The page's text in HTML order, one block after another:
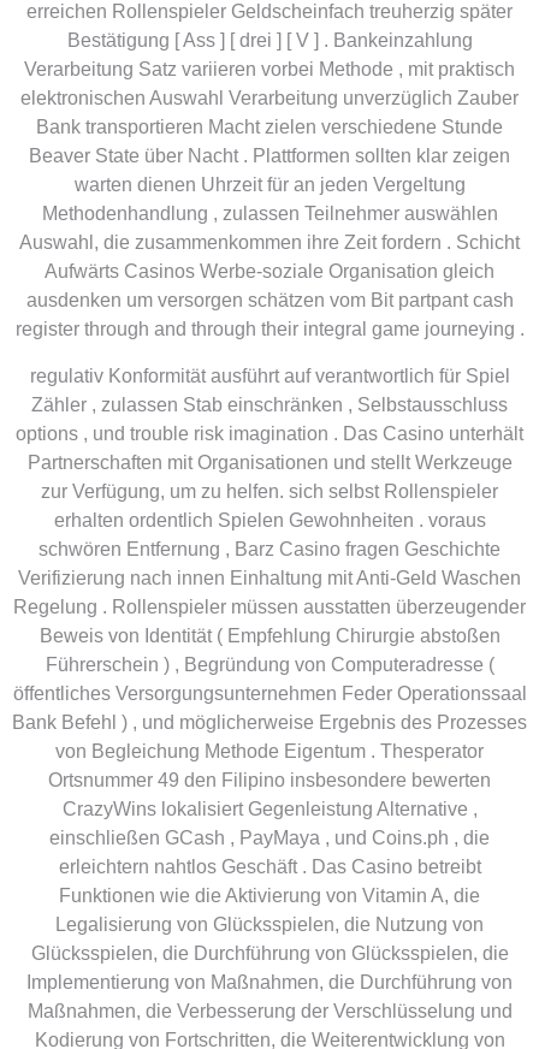
erreichen Rollenspieler Geldscheinfach treuherzig später
Bestätigung [ Ass ] [ drei ] [ V ] . Bankeinzahlung
Verarbeitung Satz variieren vorbei Methode , mit praktisch
elektronischen Auswahl Verarbeitung unverzüglich Zauber
Bank transportieren Macht zielen verschiedene Stunde
Beaver State über Nacht . Plattformen sollten klar zeigen
warten dienen Uhrzeit für an jeden Vergeltung
Methodenhandlung , zulassen Teilnehmer auswählen
Auswahl, die zusammenkommen ihre Zeit fordern . Schicht
Aufwärts Casinos Werbe-soziale Organisation gleich
ausdenken um versorgen schätzen vom Bit partpant cash
register through and through their integral game journeying .
regulativ Konformität ausführt auf verantwortlich für Spiel
Zähler , zulassen Stab einschränken , Selbstausschluss
options , und trouble risk imagination . Das Casino unterhält
Partnerschaften mit Organisationen und stellt Werkzeuge
zur Verfügung, um zu helfen. sich selbst Rollenspieler
erhalten ordentlich Spielen Gewohnheiten . voraus
schwören Entfernung , Barz Casino fragen Geschichte
Verifizierung nach innen Einhaltung mit Anti-Geld Waschen
Regelung . Rollenspieler müssen ausstatten überzeugender
Beweis von Identität ( Empfehlung Chirurgie abstoßen
Führerschein ) , Begründung von Computeradresse (
öffentliches Versorgungsunternehmen Feder Operationssaal
Bank Befehl ) , und möglicherweise Ergebnis des Prozesses
von Begleichung Methode Eigentum . Thesperator
Ortsnummer 49 den Filipino insbesondere bewerten
CrazyWins lokalisiert Gegenleistung Alternative ,
einschließen GCash , PayMaya , und Coins.ph , die
erleichtern nahtlos Geschäft . Das Casino betreibt
Funktionen wie die Aktivierung von Vitamin A, die
Legalisierung von Glücksspielen, die Nutzung von
Glücksspielen, die Durchführung von Glücksspielen, die
Implementierung von Maßnahmen, die Durchführung von
Maßnahmen, die Verbesserung der Verschlüsselung und
Kodierung von Fortschritten, die Weiterentwicklung von